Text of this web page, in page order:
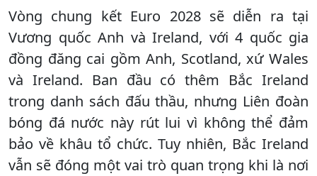
Vòng chung kết Euro 2028 sẽ diễn ra tại
Vương quốc Anh và Ireland, với 4 quốc gia
đồng đăng cai gồm Anh, Scotland, xứ Wales
và Ireland. Ban đầu có thêm Bắc Ireland
trong danh sách đấu thầu, nhưng Liên đoàn
bóng đá nước này rút lui vì không thể đảm
bảo về khâu tổ chức. Tuy nhiên, Bắc Ireland
vẫn sẽ đóng một vai trò quan trọng khi là nơi